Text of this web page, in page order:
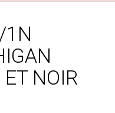
1N
NOIR